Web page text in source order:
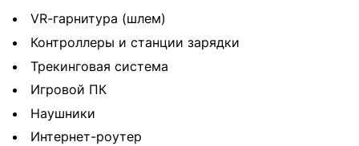
VR-гарнитура (шлем)
Контроллеры и станции зарядки
Трекинговая система
Игровой ПК
Наушники
Интернет-роутер